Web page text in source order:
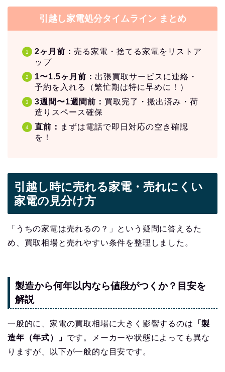
引越し家電処分タイムライン まとめ
2ヶ月前： 売る家電・捨てる家電をリストア
ップ
1〜1.5ヶ月前： 出張買取サービスに連絡・
予約を入れる（繁忙期は特に早めに！）
3週間〜1週間前： 買取完了・搬出済み・荷
造りスペース確保
直前： まずは電話で即日対応の空き確認
を！
引越し時に売れる家電・売れにくい
家電の見分け方
「うちの家電は売れるの？」という疑問に答えるた
め、買取相場と売れやすい条件を整理しました。
製造から何年以内なら値段がつくか？目安を
解説
一般的に、家電の買取相場に大きく影響するのは 「製
造年（年式）」 です。メーカーや状態によっても異な
りますが、以下が一般的な目安です。